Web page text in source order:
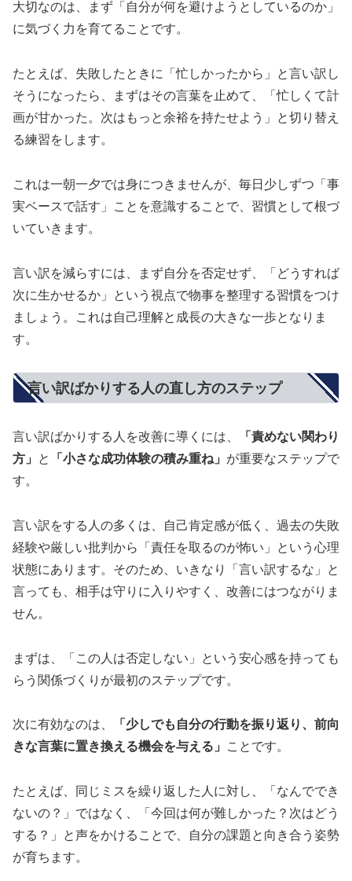
大切なのは、まず「自分が何を避けようとしているのか」
に気づく力を育てることです。
たとえば、失敗したときに「忙しかったから」と言い訳し
そうになったら、まずはその言葉を止めて、「忙しくて計
画が甘かった。次はもっと余裕を持たせよう」と切り替え
る練習をします。
これは一朝一夕では身につきませんが、毎日少しずつ「事
実ベースで話す」ことを意識することで、習慣として根づ
いていきます。
言い訳を減らすには、まず自分を否定せず、「どうすれば
次に生かせるか」という視点で物事を整理する習慣をつけ
ましょう。これは自己理解と成長の大きな一歩となりま
す。
言い訳ばかりする人の直し方のステップ
言い訳ばかりする人を改善に導くには、
「責めない関わり
方」
と 「小さな成功体験の積み重ね」 が重要なステップで
す。
言い訳をする人の多くは、自己肯定感が低く、過去の失敗
経験や厳しい批判から「責任を取るのが怖い」という心理
状態にあります。そのため、いきなり「言い訳するな」と
言っても、相手は守りに入りやすく、改善にはつながりま
せん。
まずは、「この人は否定しない」という安心感を持っても
らう関係づくりが最初のステップです。
次に有効なのは、
「少しでも自分の行動を振り返り、前向
きな言葉に置き換える機会を与える」
ことです。
たとえば、同じミスを繰り返した人に対し、「なんででき
ないの？」ではなく、「今回は何が難しかった？次はどう
する？」と声をかけることで、自分の課題と向き合う姿勢
が育ちます。